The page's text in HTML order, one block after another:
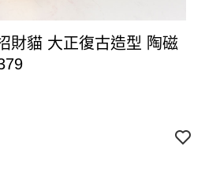
財貓 大正復古造型 陶磁